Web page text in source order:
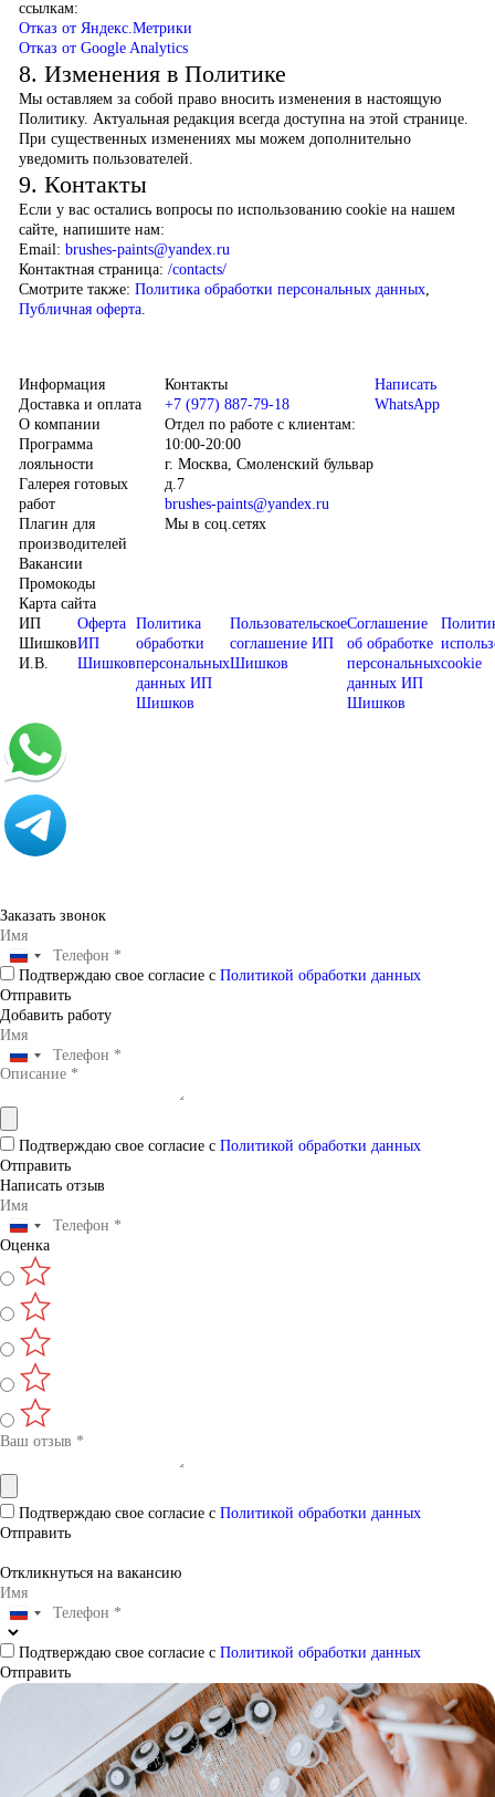
ссылкам:
Отказ от Яндекс.Метрики
Отказ от Google Analytics
8. Изменения в Политике
Мы оставляем за собой право вносить изменения в настоящую
Политику. Актуальная редакция всегда доступна на этой странице.
При существенных изменениях мы можем дополнительно
уведомить пользователей.
9. Контакты
Если у вас остались вопросы по использованию cookie на нашем
сайте, напишите нам:
Email:brushes-paints@yandex.ru
Контактная страница:/contacts/
Смотрите также:Политика обработки персональных данных,
Публичная оферта.
Информация
Доставка и оплата
О компании
Программа
лояльности
Галерея готовых
работ
Плагин для
производителей
Вакансии
Промокоды
Карта сайта
Контакты
+7 (977) 887-79-18
Отдел по работе с клиентам:
10:00-20:00
г. Москва, Смоленский бульвар
д.7
brushes-paints@yandex.ru
Мы в соц.сетях
Написать
WhatsApp
ИП
Шишков
И.В.
Оферта
ИП
Шишков
Политика
обработки
персональных
данных ИП
Шишков
Пользовательское
соглашение ИП
Шишков
Соглашение
об обработке
персональных
данных ИП
Шишков
cookie
Заказать звонок
Подтверждаю свое согласие с Политикой обработки данных
Отправить
Добавить работу
Подтверждаю свое согласие с Политикой обработки данных
Отправить
Написать отзыв
Оценка
Подтверждаю свое согласие с Политикой обработки данных
Отправить
Откликнуться на вакансию
Подтверждаю свое согласие с Политикой обработки данных
Отправить